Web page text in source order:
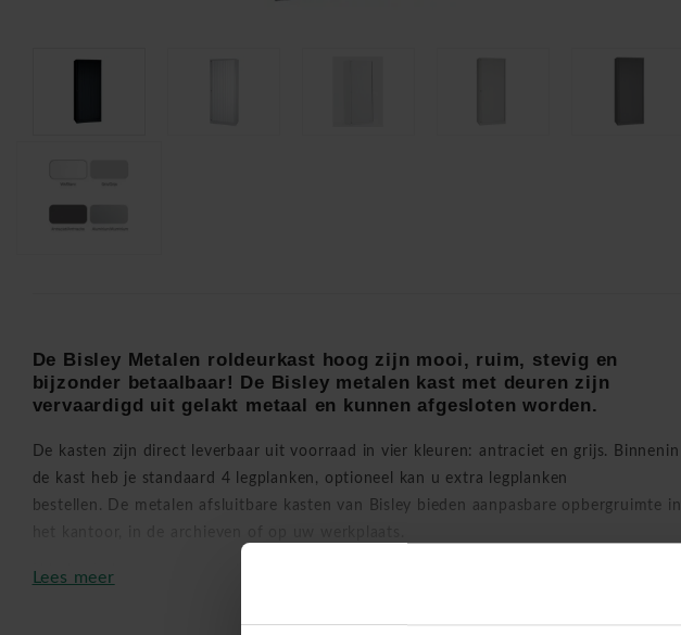
De Bisley Metalen roldeurkast hoog zijn mooi, ruim, stevig en
bijzonder betaalbaar! De Bisley metalen kast met deuren zijn
vervaardigd uit gelakt metaal en kunnen afgesloten worden.
De kasten zijn direct leverbaar uit voorraad in vier kleuren: antraciet en grijs. Binnenin
de kast heb je standaard 4 legplanken, optioneel kan u extra legplanken
bestellen. De metalen afsluitbare kasten van Bisley bieden aanpasbare opbergruimte in
U hebt de keuze tussen de hoge metalen afsluitbare kast met klapdeuren of roldeuren,
roldeur horen kwalitatief tot de beste archiefkasten. Op aanvraag kunt u over andere
Lees meer